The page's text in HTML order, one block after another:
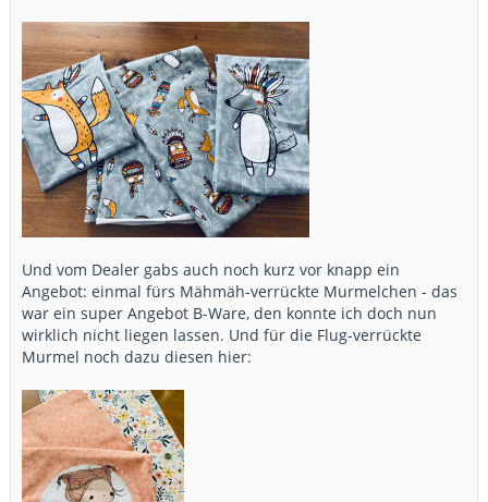
Und vom Dealer gabs auch noch kurz vor knapp ein
Angebot: einmal fürs Mähmäh-verrückte Murmelchen - das
war ein super Angebot B-Ware, den konnte ich doch nun
wirklich nicht liegen lassen. Und für die Flug-verrückte
Murmel noch dazu diesen hier: